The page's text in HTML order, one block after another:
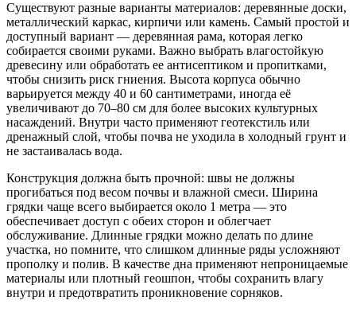
Существуют разные варианты материалов: деревянные доски,
металлический каркас, кирпичи или камень. Самый простой и
доступный вариант — деревянная рама, которая легко
собирается своими руками. Важно выбрать влагостойкую
древесину или обработать ее антисептиком и пропитками,
чтобы снизить риск гниения. Высота корпуса обычно
варьируется между 40 и 60 сантиметрами, иногда её
увеличивают до 70–80 см для более высоких культурных
насаждений. Внутри часто применяют геотекстиль или
дренажный слой, чтобы почва не уходила в холодный грунт и
не застаивалась вода.
Конструкция должна быть прочной: швы не должны
прогибаться под весом почвы и влажной смеси. Ширина
грядки чаще всего выбирается около 1 метра — это
обеспечивает доступ с обеих сторон и облегчает
обслуживание. Длинные грядки можно делать по длине
участка, но помните, что слишком длинные ряды усложняют
прополку и полив. В качестве дна применяют непроницаемые
материалы или плотный геошпон, чтобы сохранить влагу
внутри и предотвратить проникновение сорняков.